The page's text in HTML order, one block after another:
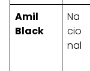
Amil
Black
Na
cio
nal